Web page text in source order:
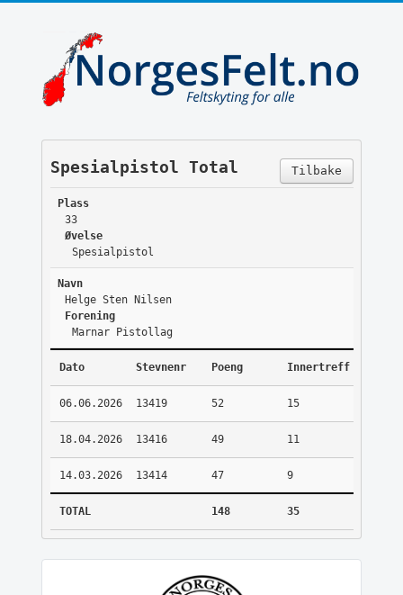
Tilbake
Spesialpistol Total
Plass
33
Øvelse
Spesialpistol
Navn
Helge Sten Nilsen
Forening
Marnar Pistollag
Dato Stevnenr Poeng Innertreff
06.06.2026 13419 52 15
18.04.2026 13416 49 11
14.03.2026 13414 47 9
TOTAL 148 35